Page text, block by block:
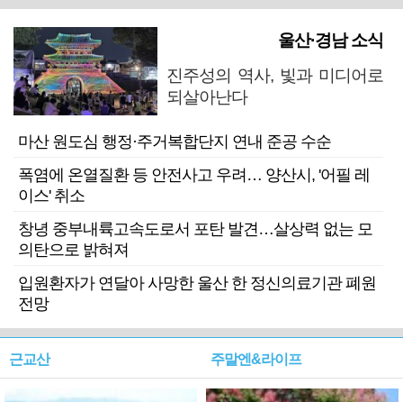
울산·경남 소식
진주성의 역사, 빛과 미디어로
되살아난다
마산 원도심 행정·주거복합단지 연내 준공 수순
폭염에 온열질환 등 안전사고 우려… 양산시, '어필 레
이스' 취소
창녕 중부내륙고속도로서 포탄 발견…살상력 없는 모
의탄으로 밝혀져
입원환자가 연달아 사망한 울산 한 정신의료기관 폐원
전망
근교산 주말엔&라이프